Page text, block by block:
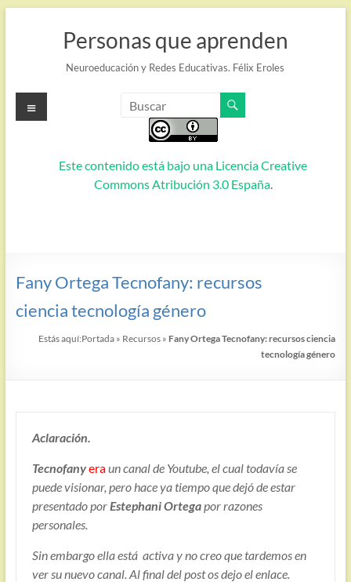
Personas que aprenden
Neuroeducación y Redes Educativas. Félix Eroles
Este contenido está bajo una Licencia Creative
Commons Atribución 3.0 España.
Menú
Fany Ortega Tecnofany: recursos
ciencia tecnología género
Estás aquí:Portada » Recursos » Fany Ortega Tecnofany: recursos ciencia
tecnología género
Aclaración.
Tecnofanyeraun canal de Youtube, el cual todavía se
puede visionar, pero hace ya tiempo que dejó de estar
presentado porEstephani Ortegapor razones
personales.
Sin embargo ella está activa y no creo que tardemos en
ver su nuevo canal. Al final del post os dejo el enlace.